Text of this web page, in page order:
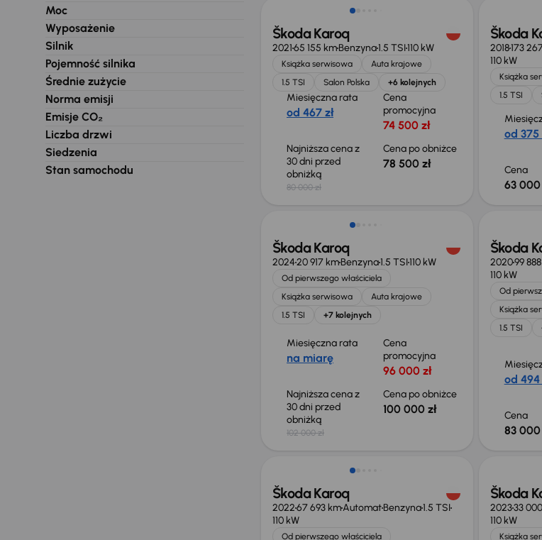
Moc
Wyposażenie
Silnik
Pojemność silnika
Średnie zużycie
Norma emisji
Emisje CO₂
Liczba drzwi
Siedzenia
Stan samochodu
Škoda Karoq
202165 155 kmBenzyna1.5 TSI110 kW
Książka serwisowa
Auta krajowe
1.5 TSI
Salon Polska +6 kolejnych
Miesięczna rata
od 467 zł
Cena
promocyjna
74 500 zł
Najniższa cena z
30 dni przed
obniżką
80 000 zł
Cena po obniżce
78 500 zł
Škoda
2018173
110 kW
Książka
1.5 TSI
od 375
Cena
63 000
Taniej o 2 000 zł
Škoda Karoq
202420 917 kmBenzyna1.5 TSI110 kW
Od pierwszego właściciela
Książka serwisowa
Auta krajowe
1.5 TSI
+7 kolejnych
Miesięczna rata
na miarę
Cena
promocyjna
96 000 zł
Najniższa cena z
30 dni przed
obniżką
102 000 zł
Cena po obniżce
100 000 zł
Škoda
202099
110 kW
Od
Książka
1.5 TSI
od 494
Cena
83 000
Taniej o 1 000 zł
Škoda Karoq
202267 693 kmAutomatBenzyna1.5 TSI
110 kW
Od pierwszego właściciela
Škoda
202333
110 kW
Książka